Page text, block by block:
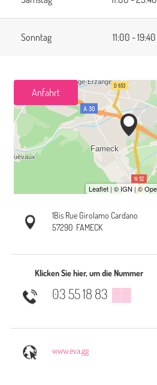
Sonntag 11:00 - 19:40
Anfahrt
1Bis Rue Girolamo Cardano
57290 FAMECK
Klicken Sie hier, um die Nummer
03 55 18 83 ▒▒
www.eva.gg